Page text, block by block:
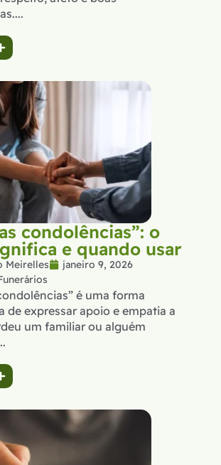
condolências”: o
e quando usar
Meirelles
janeiro 9, 2026
é uma forma
de expressar apoio e empatia a
um familiar ou alguém